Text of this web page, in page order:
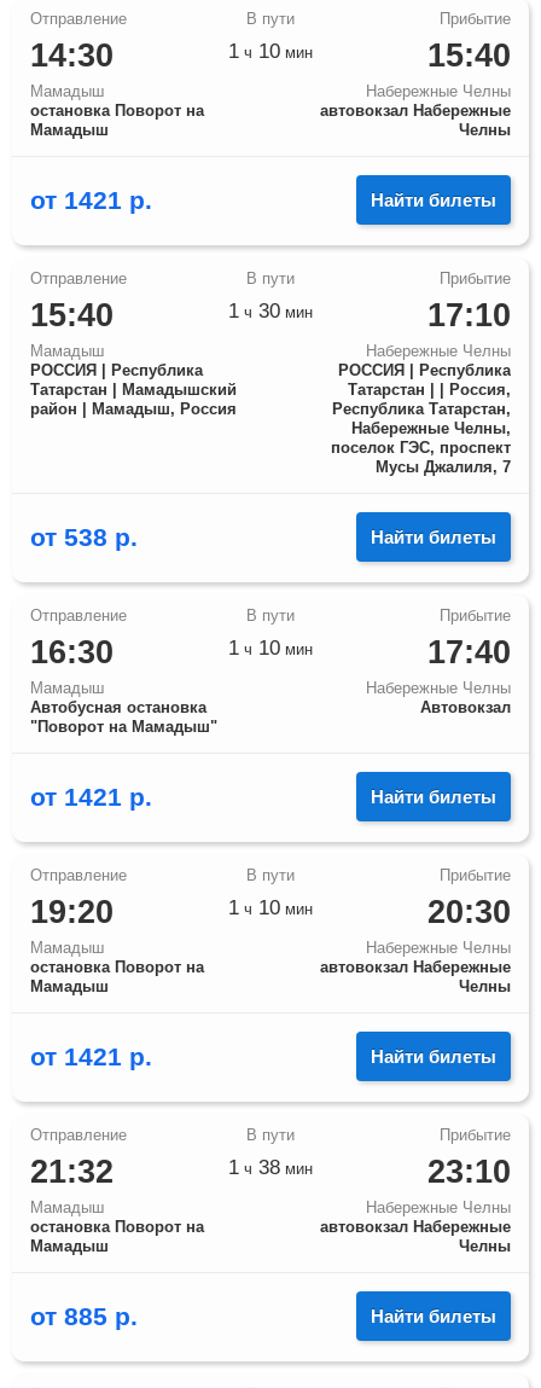
14:30
Мамадыш
остановка Поворот на
Мамадыш
15:40
Набережные Челны
автовокзал Набережные
Челны
1 ч 10 мин
от 1421 р. Найти билеты
15:40
Мамадыш
РОССИЯ | Республика
Татарстан | Мамадышский
район | Мамадыш, Россия
17:10
Набережные Челны
РОССИЯ | Республика
Татарстан | | Россия,
Республика Татарстан,
Набережные Челны,
поселок ГЭС, проспект
Мусы Джалиля, 7
1 ч 30 мин
от 538 р. Найти билеты
16:30
Мамадыш
Автобусная остановка
"Поворот на Мамадыш"
17:40
Набережные Челны
Автовокзал
1 ч 10 мин
от 1421 р. Найти билеты
19:20
Мамадыш
остановка Поворот на
Мамадыш
20:30
Набережные Челны
автовокзал Набережные
Челны
1 ч 10 мин
от 1421 р. Найти билеты
21:32
Мамадыш
остановка Поворот на
Мамадыш
23:10
Набережные Челны
автовокзал Набережные
Челны
1 ч 38 мин
от 885 р. Найти билеты